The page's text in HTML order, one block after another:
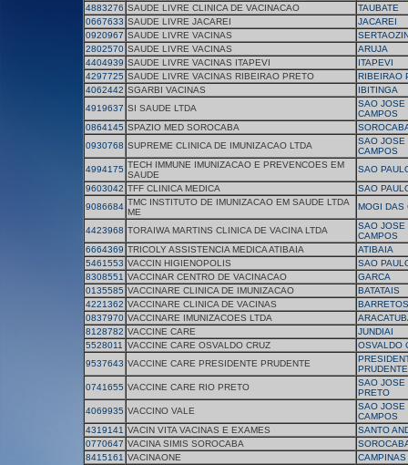
4883276 SAUDE LIVRE CLINICA DE VACINACAO
TAUBATE
0667633 SAUDE LIVRE JACAREI
JACAREI
0920967 SAUDE LIVRE VACINAS
2802570 SAUDE LIVRE VACINAS
ARUJA
4404939 SAUDE LIVRE VACINAS ITAPEVI
ITAPEVI
4297725 SAUDE LIVRE VACINAS RIBEIRAO PRETO
RIBEIRAO
4062442 SGARBI VACINAS
IBITINGA
4919637 SI SAUDE LTDA
SAO JOSE
CAMPOS
0864145 SPAZIO MED SOROCABA
0930768 SUPREME CLINICA DE IMUNIZACAO LTDA
SAO JOSE
CAMPOS
4994175 TECH IMMUNE IMUNIZACAO E PREVENCOES EM
SAUDE
SAO
9603042 TFF CLINICA MEDICA
SAO
9086684 TMC INSTITUTO DE IMUNIZACAO EM SAUDE LTDA
ME
MOGI DAS
4423968 TORAIWA MARTINS CLINICA DE VACINA LTDA
SAO JOSE
CAMPOS
6664369 TRICOLY ASSISTENCIA MEDICA ATIBAIA
ATIBAIA
5461553 VACCIN HIGIENOPOLIS
SAO
8308551 VACCINAR CENTRO DE VACINACAO
GARCA
0135585 VACCINARE CLINICA DE IMUNIZACAO
BATATAIS
4221362 VACCINARE CLINICA DE VACINAS
BARRETOS
0837970 VACCINARE IMUNIZACOES LTDA
8128782 VACCINE CARE
JUNDIAI
5528011
VACCINE CARE OSVALDO CRUZ
OSVALDO
9537643 VACCINE CARE PRESIDENTE PRUDENTE
PRUDENTE
0741655 VACCINE CARE RIO PRETO
SAO JOSE
PRETO
4069935 VACCINO VALE
SAO JOSE
CAMPOS
4319141 VACIN VITA VACINAS E EXAMES
SANTO
0770647 VACINA SIMIS SOROCABA
8415161 VACINAONE
CAMPINAS